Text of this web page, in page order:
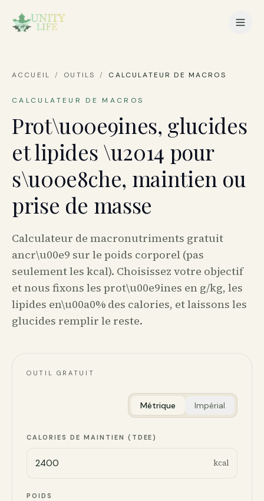
ACCUEIL / OUTILS / CALCULATEUR DE MACROS
CALCULATEUR DE MACROS
Prot\u00e9ines, glucides
et lipides \u2014 pour
s\u00e8che, maintien ou
prise de masse
Calculateur de macronutriments gratuit
ancr\u00e9 sur le poids corporel (pas
seulement les kcal). Choisissez votre objectif
et nous fixons les prot\u00e9ines en g/kg, les
lipides en\u00a0% des calories, et laissons les
glucides remplir le reste.
OUTIL GRATUIT
Métrique Impérial
CALORIES DE MAINTIEN (TDEE)
kcal
POIDS